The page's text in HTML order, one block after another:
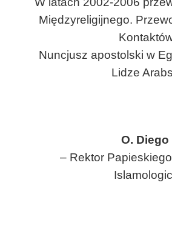
Międzyreligijnego.
Nuncjusz apostolski w
Lidze
O.
– Rektor